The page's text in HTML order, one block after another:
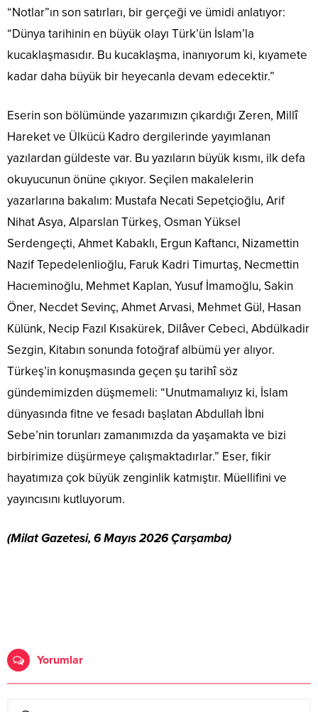
“Notlar”ın son satırları, bir gerçeği ve ümidi anlatıyor:
“Dünya tarihinin en büyük olayı Türk’ün İslam’la
kucaklaşmasıdır. Bu kucaklaşma, inanıyorum ki, kıyamete
kadar daha büyük bir heyecanla devam edecektir.”
Eserin son bölümünde yazarımızın çıkardığı Zeren, Millî
Hareket ve Ülkücü Kadro dergilerinde yayımlanan
yazılardan güldeste var. Bu yazıların büyük kısmı, ilk defa
okuyucunun önüne çıkıyor. Seçilen makalelerin
yazarlarına bakalım: Mustafa Necati Sepetçioğlu, Arif
Nihat Asya, Alparslan Türkeş, Osman Yüksel
Serdengeçti, Ahmet Kabaklı, Ergun Kaftancı, Nizamettin
Nazif Tepedelenlioğlu, Faruk Kadri Timurtaş, Necmettin
Hacıeminoğlu, Mehmet Kaplan, Yusuf İmamoğlu, Sakin
Öner, Necdet Sevinç, Ahmet Arvasi, Mehmet Gül, Hasan
Külünk, Necip Fazıl Kısakürek, Dilâver Cebeci, Abdülkadir
Sezgin, Kitabın sonunda fotoğraf albümü yer alıyor.
Türkeş’in konuşmasında geçen şu tarihî söz
gündemimizden düşmemeli: “Unutmamalıyız ki, İslam
dünyasında fitne ve fesadı başlatan Abdullah İbni
Sebe’nin torunları zamanımızda da yaşamakta ve bizi
birbirimize düşürmeye çalışmaktadırlar.” Eser, fikir
hayatımıza çok büyük zenginlik katmıştır. Müellifini ve
yayıncısını kutluyorum.
(Milat Gazetesi, 6 Mayıs 2026 Çarşamba)
Yorumlar